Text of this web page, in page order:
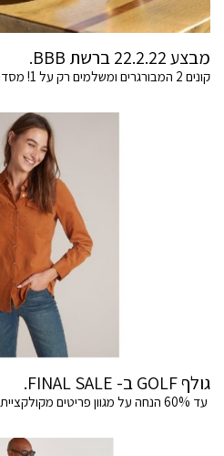
מבצע 22.2.22 ברשת BBB.
קונים 2 המבורגרים ומשלמים רק על 1! מסדרת ההמבורגרים הקלאסיים.
גולף GOLF ב- FINAL SALE.
עד 60% הנחה על מגוון פריטים מקולקציית החורף